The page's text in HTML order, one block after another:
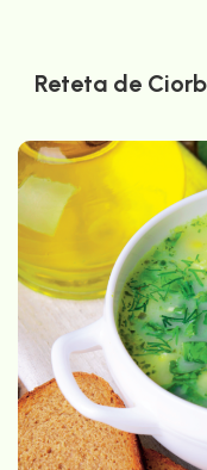
Reteta de